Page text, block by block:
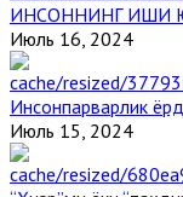
ИНСОННИНГ ИШИ
Июль 16, 2024
Инсонпарварлик
Июль 15, 2024